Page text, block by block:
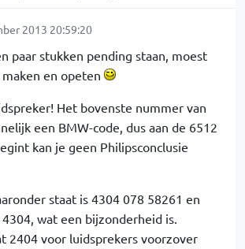
2013 20:59:20
paar stukken pending staan, moest
en opeten
Het bovenste nummer van
een BMW-code, dus aan de 6512
kan je geen Philipsconclusie
staat is 4304 078 58261 en
wat een bijzonderheid is.
2404 voor luidsprekers voorzover